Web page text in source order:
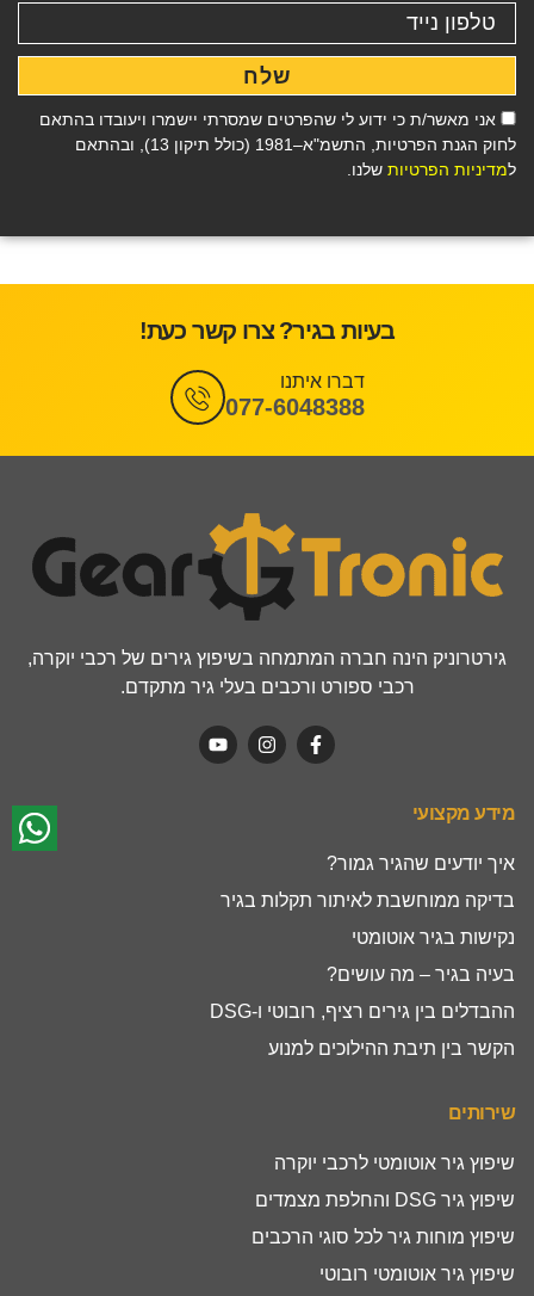
אני מאשר/ת כי ידוע לי שהפרטים שמסרתי יישמרו ויעובדו בהתאם
לחוק הגנת הפרטיות, התשמ"א–1981 (כולל תיקון 13), ובהתאם
למדיניות הפרטיות שלנו.
שלח
בעיות בגיר? צרו קשר כעת!
דברו איתנו
077-6048388
גירטרוניק הינה חברה המתמחה בשיפוץ גירים של רכבי יוקרה,
רכבי ספורט ורכבים בעלי גיר מתקדם.
מידע מקצועי
איך יודעים שהגיר גמור?
בדיקה ממוחשבת לאיתור תקלות בגיר
נקישות בגיר אוטומטי
בעיה בגיר – מה עושים?
ההבדלים בין גירים רציף, רובוטי ו-DSG
הקשר בין תיבת ההילוכים למנוע
שירותים
שיפוץ גיר אוטומטי לרכבי יוקרה
שיפוץ גיר DSG והחלפת מצמדים
שיפוץ מוחות גיר לכל סוגי הרכבים
שיפוץ גיר אוטומטי רובוטי